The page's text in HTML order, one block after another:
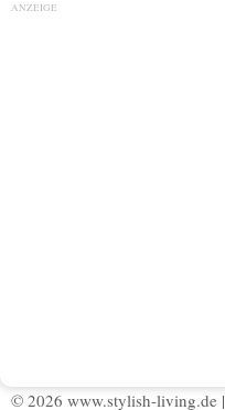
ANZEIGE
© 2026 www.stylish-living.de |